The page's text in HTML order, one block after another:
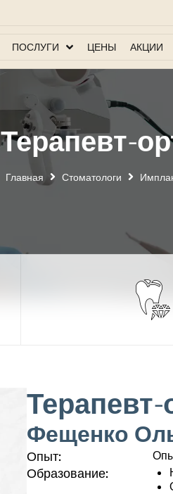
ПОСЛУГИ ЦЕНЫ АКЦИИ
Терапевт-
Главная Стоматологи
Фещенко
Опыт:
Образование: